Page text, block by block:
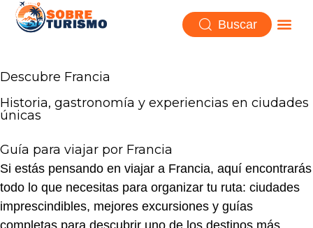
Buscar
Descubre Francia
Historia, gastronomía y experiencias en ciudades
únicas
Guía para viajar por Francia
Si estás pensando en viajar a Francia, aquí encontrarás
todo lo que necesitas para organizar tu ruta: ciudades
imprescindibles, mejores excursiones y guías